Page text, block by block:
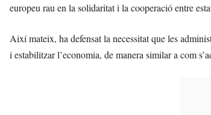
europeu rau en la solidaritat i la cooperació entre
Així mateix, ha defensat la necessitat que les
i estabilitzar l’economia, de manera similar a com